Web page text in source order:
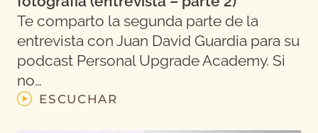
Te comparto la segunda parte de la
entrevista con Juan David Guardia para su
podcast Personal Upgrade Academy. Si
no…
ESCUCHAR